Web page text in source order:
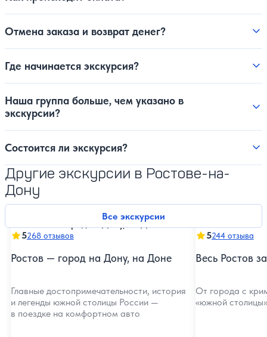
Отмена заказа и возврат денег?
Где начинается экскурсия?
Наша группа больше, чем указано в
экскурсии?
Состоится ли экскурсия?
Другие экскурсии в Ростове-на-
Дону
Все экскурсии
5268 отзывов
Ростов — город на Дону, на Доне
Главные достопримечательности, история
и легенды южной столицы России —
в поездке на комфортном авто
5244 отзыва
Весь Ростов
От города с
«южной столицы»